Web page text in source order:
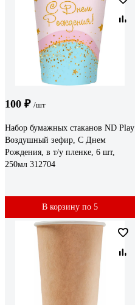
100 ₽ /шт
Набор бумажных стаканов ND Play
Воздушный зефир, С Днем
Рождения, в т/у пленке, 6 шт,
250мл 312704
В корзину по 5